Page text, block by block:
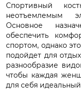
Спортивный
неотъемлемым
Основное
обеспечить
спортом, однако
подойдет для
разнообразие
чтобы каждая
для себя